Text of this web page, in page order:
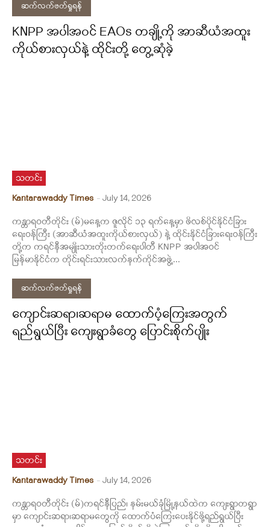
ဆက်လက်ဖတ်ရှုရန်
KNPP အပါအဝင် EAOs တချို့ကို အာဆီယံအထူး
ကိုယ်စားလှယ်နဲ့ ထိုင်းတို့ တွေ့ဆုံခဲ့
သတင်း
Kantarawaddy Times - July 14, 2026
ကန္တာရဝတီတိုင်း (မ်)မနေ့က ဇူလိုင် ၁၃ ရက်နေ့မှာ ဖိလစ်ပိုင်နိုင်ငံခြား
ရေးဝန်ကြီး (အာဆီယံအထူးကိုယ်စားလှယ်) နဲ့ ထိုင်းနိုင်ငံခြားရေးဝန်ကြီး
တို့က ကရင်နီအမျိုးသားတိုးတက်ရေးပါတီ KNPP အပါအဝင်
မြန်မာနိုင်ငံက တိုင်းရင်းသားလက်နက်ကိုင်အဖွဲ့...
ဆက်လက်ဖတ်ရှုရန်
ကျောင်းဆရာ၊ဆရာမ ထောက်ပံ့ကြေးအတွက်
ရည်ရွယ်ပြီး ကျေးရွာခံတွေ ပြောင်းစိုက်ပျိုး
သတင်း
Kantarawaddy Times - July 14, 2026
ကန္တာရဝတီတိုင်း (မ်)ကရင်နီပြည်၊ နမ်းမယ်ခုံမြို့နယ်ထဲက ကျေးရွာတရွာ
မှာ ကျောင်းဆရာ၊ဆရာမတွေကို ထောက်ပံကြေးပေးနိုင်ဖို့ရည်ရွယ်ပြီး